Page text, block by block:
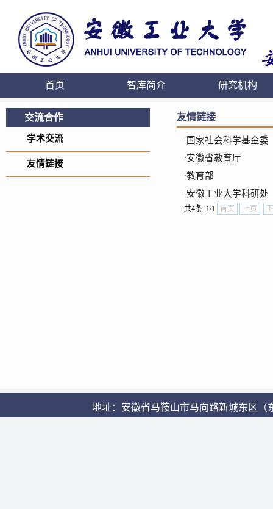
首页 智库简介 研究机构
交流合作
学术交流
友情链接
友情链接
· 国家社会科学基金委
·安徽省教育厅
·教育部
·安徽工业大学科研处
共4条 1/1 首页 上页
地址：安徽省马鞍山市马向路新城东区（